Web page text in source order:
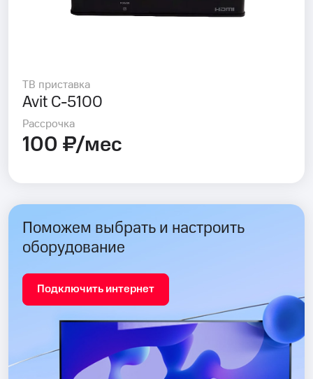
ТВ приставка
Avit C-5100
Рассрочка
100 ₽/мес
Поможем выбрать и настроить
оборудование
Подключить интернет